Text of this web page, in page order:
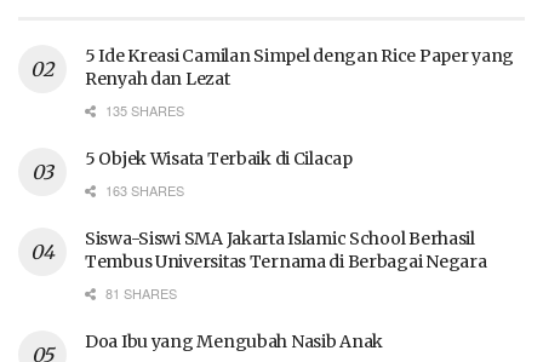
5 Ide Kreasi Camilan Simpel dengan Rice Paper yang
Renyah dan Lezat
135 SHARES
5 Objek Wisata Terbaik di Cilacap
163 SHARES
Siswa-Siswi SMA Jakarta Islamic School Berhasil
Tembus Universitas Ternama di Berbagai Negara
81 SHARES
Doa Ibu yang Mengubah Nasib Anak